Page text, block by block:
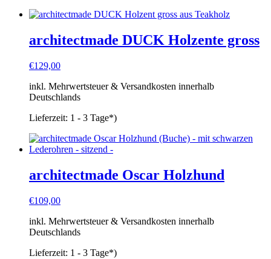
architectmade DUCK Holzente gross
€129,00
inkl. Mehrwertsteuer & Versandkosten innerhalb
Deutschlands
Lieferzeit: 1 - 3 Tage*)
architectmade Oscar Holzhund
€109,00
inkl. Mehrwertsteuer & Versandkosten innerhalb
Deutschlands
Lieferzeit: 1 - 3 Tage*)